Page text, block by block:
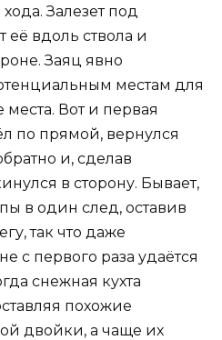
Залезет под
вдоль ствола и
Заяц явно
местам для
Вот и первая
по прямой, вернулся
и, сделав
в сторону. Бывает,
в один след, оставив
так что даже
с первого раза удаётся
снежная кухта
похожие
двойки, а чаще их